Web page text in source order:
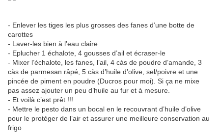
- Enlever les tiges les plus grosses des fanes d’une botte de
carottes
- Laver-les bien à l’eau claire
- Eplucher 1 échalote, 4 gousses d’ail et écraser-le
- Mixer l’échalote, les fanes, l’ail, 4 càs de poudre d’amande, 3
càs de parmesan râpé, 5 càs d’huile d’olive, sel/poivre et une
pincée de piment en poudre (Ducros pour moi). Si ça ne mixe
pas assez ajouter un peu d’huile au fur et à mesure.
- Et voilà c’est prêt !!!
- Mettre le pesto dans un bocal en le recouvrant d’huile d’olive
pour le protéger de l’air et assurer une meilleure conservation au
frigo